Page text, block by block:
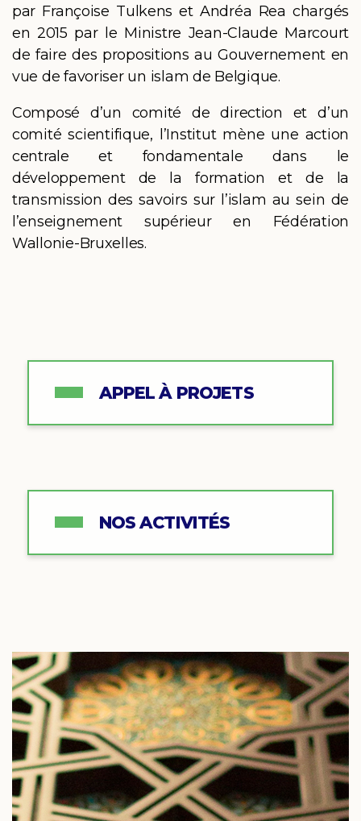
par Françoise Tulkens et Andréa Rea chargés
en 2015 par le Ministre Jean-Claude Marcourt
de faire des propositions au Gouvernement en
vue de favoriser un islam de Belgique.
Composé d’un comité de direction et d’un
comité scientifique, l’Institut mène une action
centrale et fondamentale dans le
développement de la formation et de la
transmission des savoirs sur l’islam au sein de
l’enseignement supérieur en Fédération
Wallonie-Bruxelles.
APPEL À PROJETS
NOS ACTIVITÉS